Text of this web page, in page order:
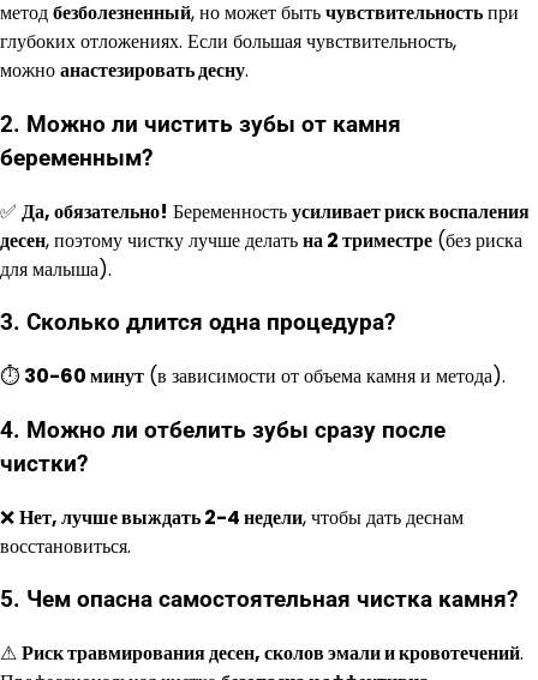
методбезболезненный, но может бытьчувствительностьпри
глубоких отложениях. Если большая чувствительность,
можноанастезировать десну.
2. Можно ли чистить зубы от камня
беременным?
✅ Да, обязательно! Беременностьусиливает риск воспаления
десен, поэтому чистку лучше делатьна 2 триместре (без риска
для малыша).
3. Сколько длится одна процедура?
⏱ 30-60 минут (в зависимости от объема камня и метода).
4. Можно ли отбелить зубы сразу после
чистки?
❌Нет, лучше выждать 2-4 недели, чтобы дать деснам
восстановиться.
5. Чем опасна самостоятельная чистка камня?
⚠Риск травмирования десен, сколов эмали и кровотечений.